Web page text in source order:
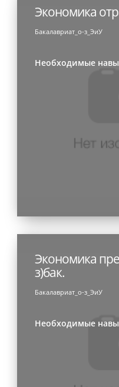
Экономика
Бакалавриат_о-з_ЭиУ
Необходимые
Экономика
з)бак.
Бакалавриат_о-з_ЭиУ
Необходимые